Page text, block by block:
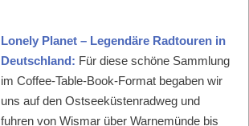
Lone­ly Plan­et – Leg­endäre Rad­touren in
Deutsch­land: Für diese schöne Samm­lung
im Cof­fee-Table-Book-For­mat begaben wir
uns auf den Ost­seeküsten­rad­weg und
fuhren von Wis­mar über Warnemünde bis